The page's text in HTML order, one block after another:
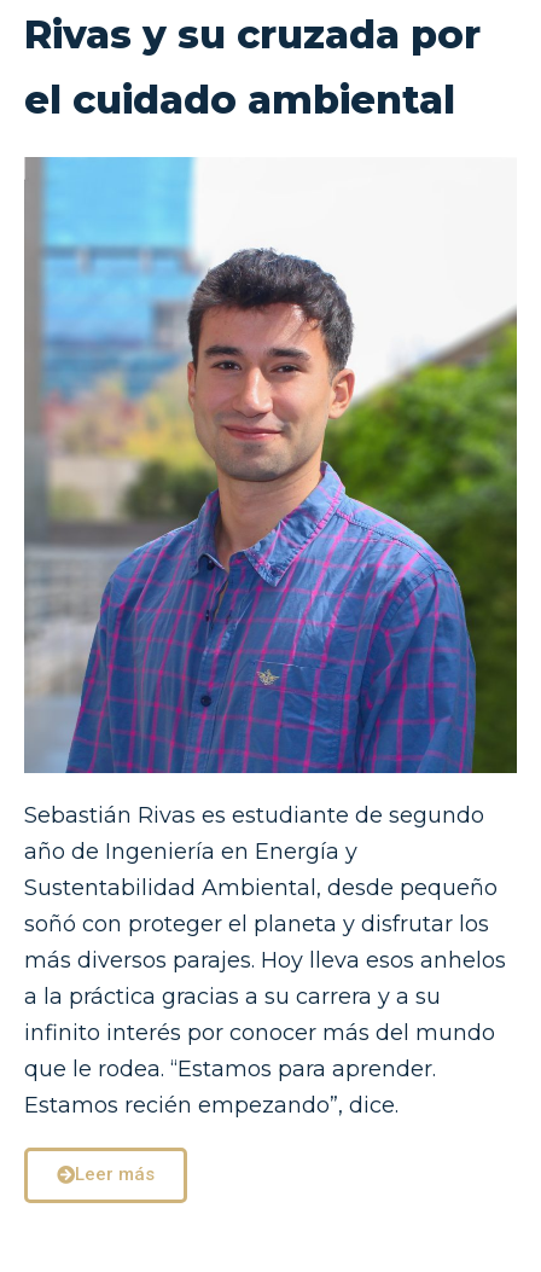
Rivas y su cruzada por
el cuidado ambiental
Sebastián Rivas es estudiante de segundo
año de Ingeniería en Energía y
Sustentabilidad Ambiental, desde pequeño
soñó con proteger el planeta y disfrutar los
más diversos parajes. Hoy lleva esos anhelos
a la práctica gracias a su carrera y a su
infinito interés por conocer más del mundo
que le rodea. “Estamos para aprender.
Estamos recién empezando”, dice.
Leer más